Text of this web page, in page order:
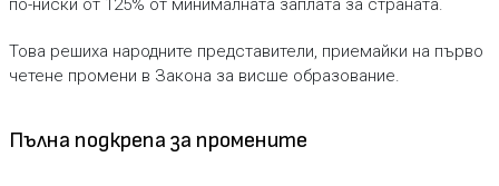
по-ниски от 125% от минималната заплата за страната.
Това решиха народните представители, приемайки на първо
четене промени в Закона за висше образование.
Пълна подкрепа за промените